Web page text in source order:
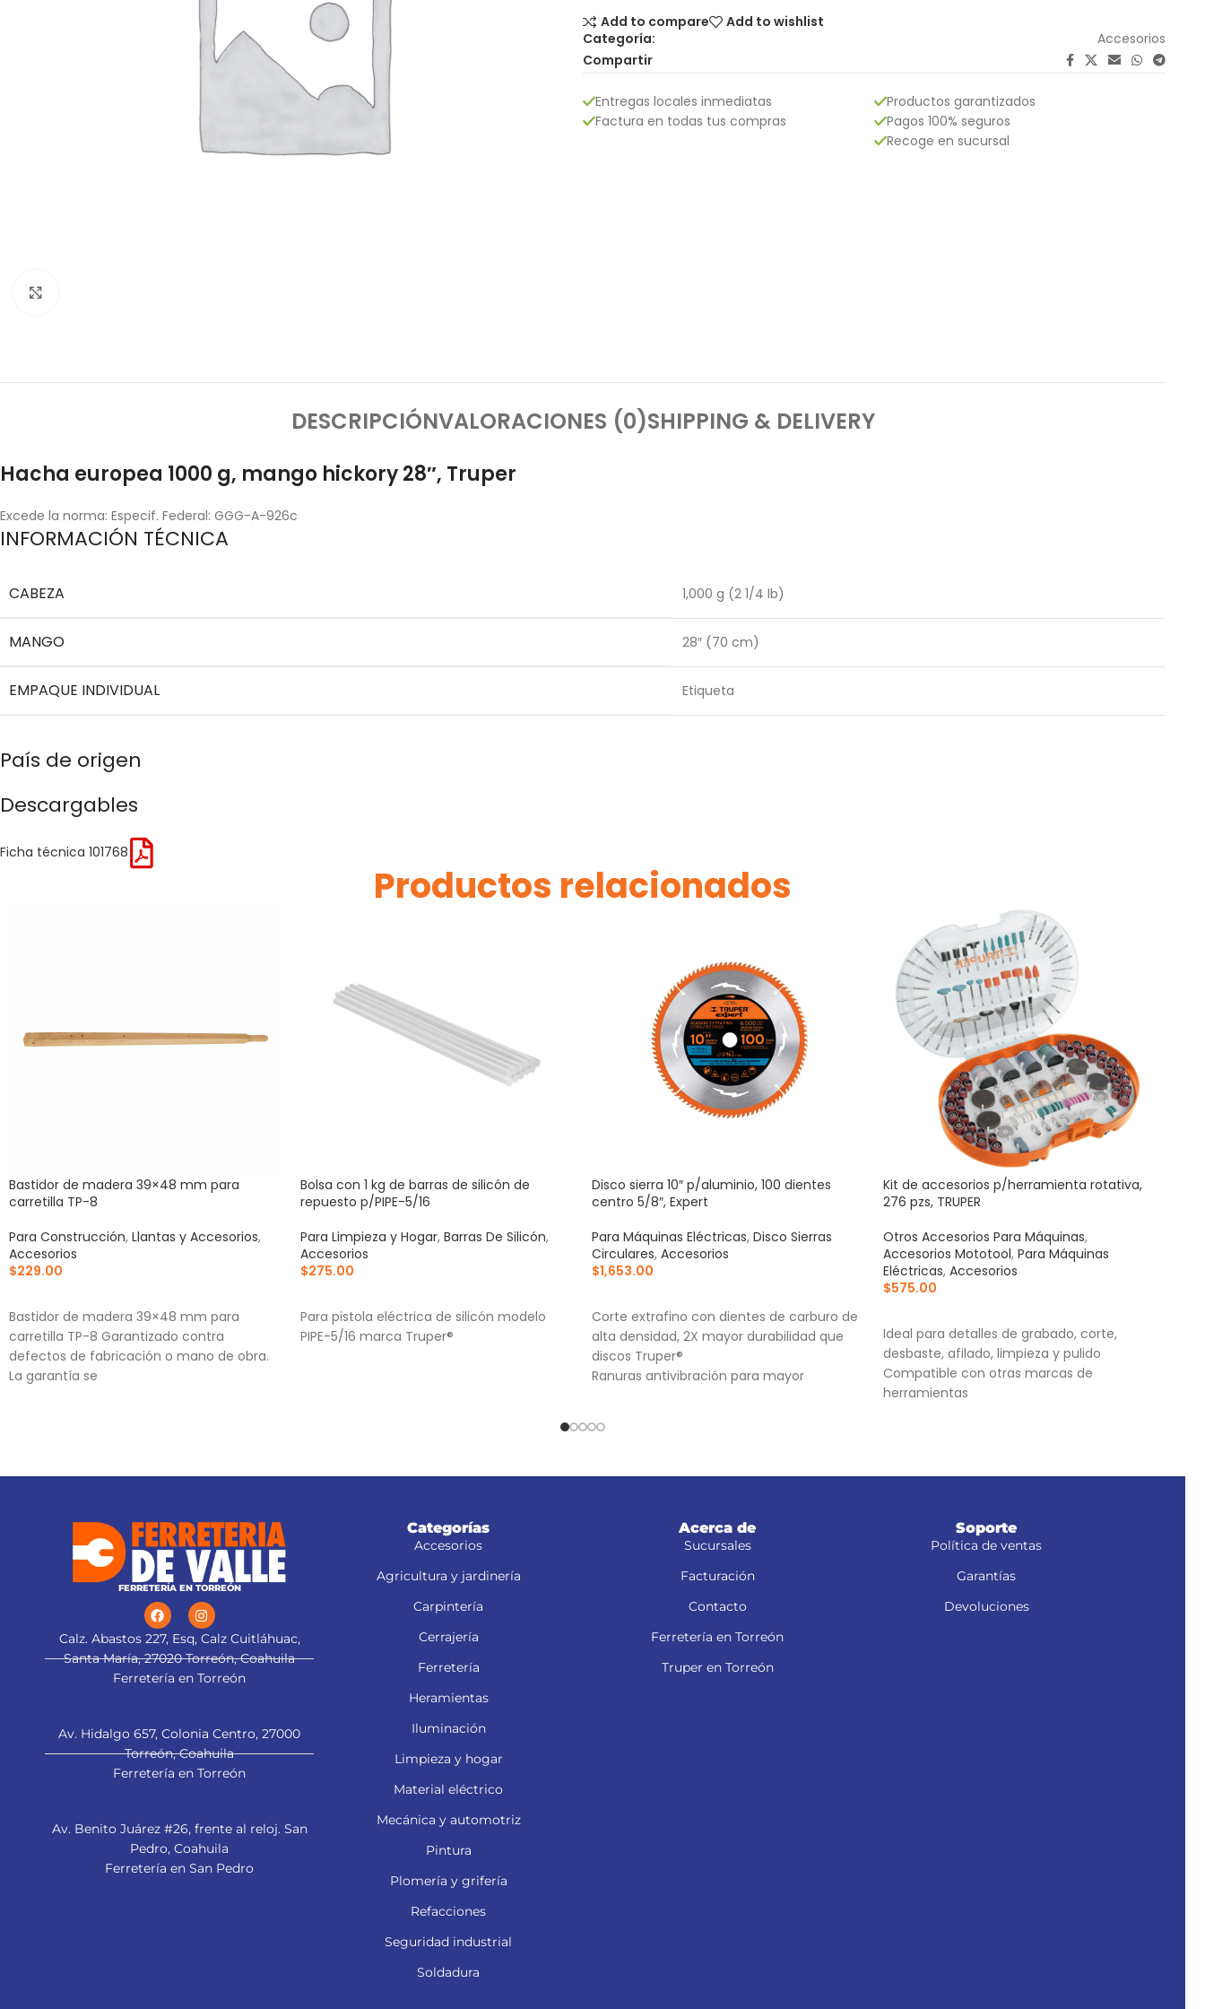
Add to compare
Add to wishlist
Categoría:
Accesorios
Compartir
Entregas locales inmediatas
Factura en todas tus compras
Productos garantizados
Pagos 100% seguros
Recoge en sucursal
DESCRIPCIÓNVALORACIONES (0)SHIPPING & DELIVERY
Hacha europea 1000 g, mango hickory 28″, Truper
Excede la norma: Especif. Federal: GGG-A-926c
INFORMACIÓN TÉCNICA
CABEZA 1,000 g (2 1/4 lb)
MANGO 28″ (70 cm)
EMPAQUE INDIVIDUAL Etiqueta
País de origen
Descargables
Ficha técnica 101768
Productos relacionados
Bastidor de madera 39×48 mm para
carretilla TP-8
Para Construcción, Llantas y Accesorios,
Accesorios
$229.00
Bastidor de madera 39×48 mm para
carretilla TP-8 Garantizado contra
defectos de fabricación o mano de obra.
La garantía se
Bolsa con 1 kg de barras de silicón de
repuesto p/PIPE-5/16
Para Limpieza y Hogar, Barras De Silicón,
Accesorios
$275.00
Para pistola eléctrica de silicón modelo
PIPE-5/16 marca Truper®
Disco sierra 10″ p/aluminio, 100 dientes
centro 5/8″, Expert
Para Máquinas Eléctricas, Disco Sierras
Circulares, Accesorios
$1,653.00
Corte extrafino con dientes de carburo de
alta densidad, 2X mayor durabilidad que
discos Truper®
Ranuras antivibración para mayor
(TCG) Triple Chip Grind: Dentado
para cortes limpios
Kit de accesorios p/herramienta rotativa,
276 pzs, TRUPER
Otros Accesorios Para Máquinas,
Accesorios Mototool, Para Máquinas
Eléctricas, Accesorios
$575.00
Ideal para detalles de grabado, corte,
desbaste, afilado, limpieza y pulido
Compatible con otras marcas de
herramientas
FERRETERÍA EN TORREÓN
Calz. Abastos 227, Esq, Calz Cuitláhuac,
Santa María, 27020 Torreón, Coahuila
Ferretería en Torreón
Av. Hidalgo 657, Colonia Centro, 27000
Torreón, Coahuila
Ferretería en Torreón
Av. Benito Juárez #26, frente al reloj. San
Pedro, Coahuila
Ferretería en San Pedro
Categorías
Accesorios
Agricultura y jardinería
Carpintería
Cerrajería
Ferretería
Heramientas
Iluminación
Limpieza y hogar
Material eléctrico
Mecánica y automotriz
Pintura
Plomería y grifería
Refacciones
Seguridad industrial
Soldadura
Acerca de
Sucursales
Facturación
Contacto
Ferretería en Torreón
Truper en Torreón
Soporte
Política de ventas
Garantías
Devoluciones